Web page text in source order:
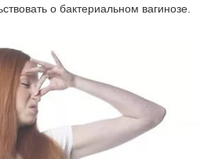
о бактериальном вагинозе.